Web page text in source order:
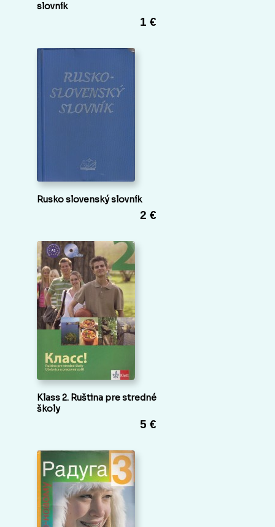
slovník
1 €
Rusko slovenský slovník
2 €
Klass 2. Ruština pre stredné
školy
5 €